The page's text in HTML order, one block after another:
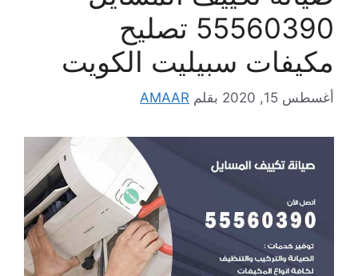
55560390 تصليح
مكيفات سبيليت الكويت
أغسطس 15, 2020 بقلم AMAAR